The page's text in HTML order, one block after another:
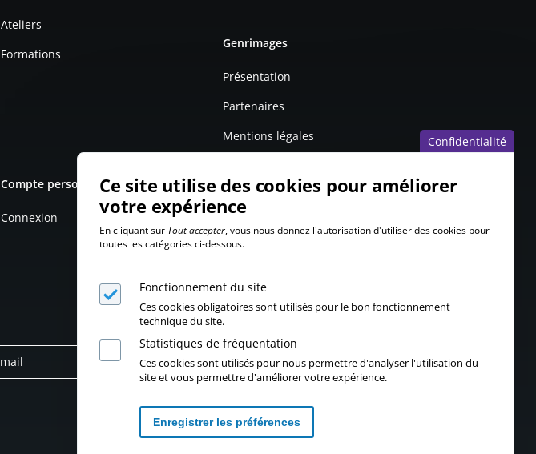
Ateliers
Formations
Genrimages
Présentation
Partenaires
Mentions légales
Compte personnel
Connexion
Confidentialité
Ce site utilise des cookies pour améliorer
votre expérience
En cliquant sur Tout accepter, vous nous donnez l'autorisation d'utiliser des cookies pour
toutes les catégories ci-dessous.
Fonctionnement du site
Ces cookies obligatoires sont utilisés pour le bon fonctionnement
technique du site.
Statistiques de fréquentation
Ces cookies sont utilisés pour nous permettre d'analyser l'utilisation du
site et vous permettre d'améliorer votre expérience.
Enregistrer les préférences